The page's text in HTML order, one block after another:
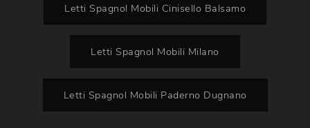
Letti Spagnol Mobili Cinisello Balsamo
Letti Spagnol Mobili Milano
Letti Spagnol Mobili Paderno Dugnano